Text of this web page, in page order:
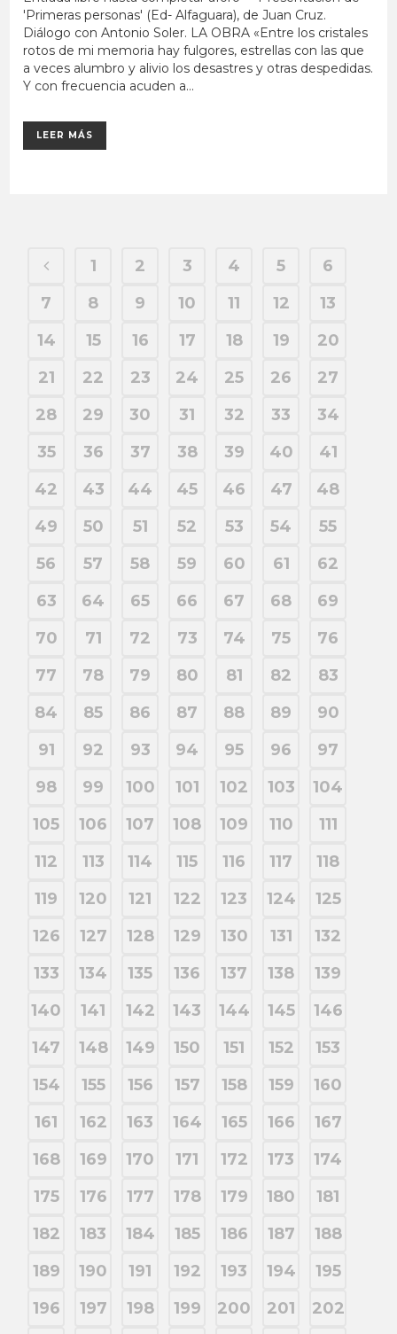
'Primeras personas' (Ed- Alfaguara), de Juan Cruz.
Diálogo con Antonio Soler. LA OBRA «Entre los cristales
rotos de mi memoria hay fulgores, estrellas con las que
a veces alumbro y alivio los desastres y otras despedidas.
Y con frecuencia acuden a...
LEER MÁS
1 2 3 4 5
6
7
8 9 10 11 12
13
14
15 16 17 18 19
20
21
22 23 24 25 26
27
28
29 30 31 32 33
34
35
36 37 38 39 40
41
42
43 44 45 46 47
48
49
50 51 52 53 54
55
56
57 58 59 60 61
62
63
64 65 66 67 68
69
70
71 72 73 74 75
76
77
78 79 80 81 82
83
84
85 86 87 88 89
90
91
92 93 94 95 96
97
98
99 100 101 102 103
104
105
106 107 108 109 110
111
112
113 114 115 116 117
118
119
120 121 122 123 124
125
126
127 128 129 130 131
132
133
134 135 136 137 138
139
140
141 142 143 144 145
146
147
148 149 150 151 152
153
154
155 156 157 158 159
160
161
162 163 164 165 166
167
168
169 170 171 172 173
174
175
176 177 178 179 180
181
182
183 184 185 186 187
188
189
190 191 192 193 194
195
196
197 198 199 200 201
202